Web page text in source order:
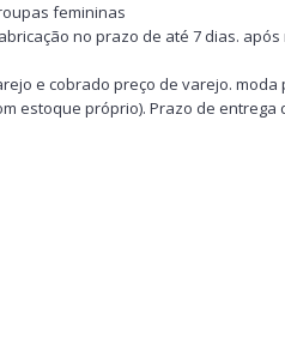
femininas
no prazo de até 7 dias.
e cobrado preço de varejo.
próprio). Prazo de